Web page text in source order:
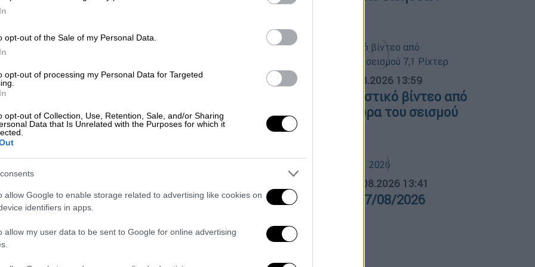
opt-out of the Sale of my Personal Data.
opt-out of processing my Personal Data for Targeted
opt-out of Collection, Use, Retention, Sale, and/or Sharing
Data that Is Unrelated with the Purposes for which it
allow Google to enable storage related to advertising like cookies on
identifiers in apps.
allow my user data to be sent to Google for online advertising
03.11.2025 21:00
σουβλάκι των δυτικών προαστίων
Έχει όλα εκείνα τα χαρακτηριστικά
σουβλάκι ξανά και ξανά: σωστή πίτα,
κεμπάπ μόνο, κόκκινη σάλτσα,
Κωνσταντίνος Αργυρός: Δοκίμασε
ΑΠΟΣΠΑΣΜΑΤΑ... 07.08.2026 13:59
Ιαπωνία: Συγκλονιστικό βίντεο από
χειρουργείο την ώρα του σεισμού
7,1 Ρίχτερ
07.08.2026 13:41
Αθλητικό δελτίο 07/08/2026